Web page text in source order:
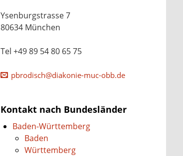
Ysenburgstrasse 7
80634 München
Tel +49 89 54 80 65 75
pbrodisch@diakonie-muc-obb.de
Kontakt nach Bundesländer
Baden-Württemberg
Baden
Württemberg